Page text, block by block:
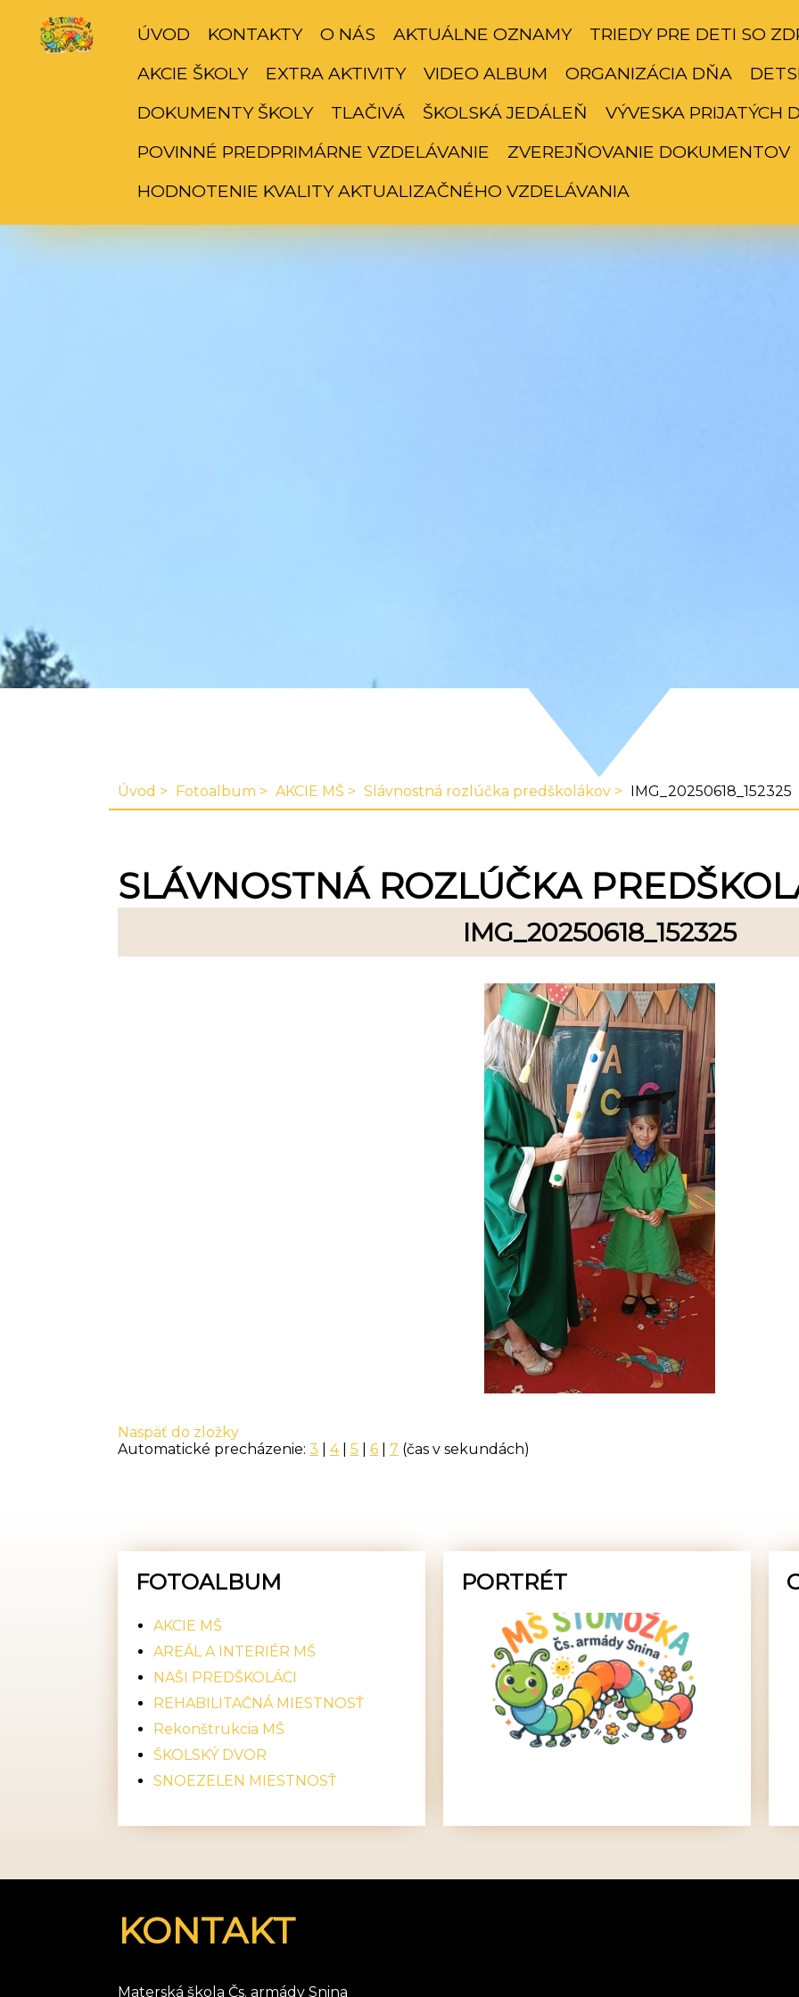
ÚVOD KONTAKTY O NÁS AKTUÁLNE OZNAMY
TRIEDY PRE DETI SO
AKCIE ŠKOLY
EXTRA AKTIVITY VIDEO ALBUM ORGANIZÁCIA DŇA
DOKUMENTY ŠKOLY
TLAČIVÁ ŠKOLSKÁ JEDÁLEŇ
VÝVESKA PRIJATÝCH
POVINNÉ PREDPRIMÁRNE VZDELÁVANIE
ZVEREJŇOVANIE DOKUMENTOV
HODNOTENIE KVALITY AKTUALIZAČNÉHO VZDELÁVANIA
Úvod Fotoalbum AKCIE MŠ Slávnostná rozlúčka predškolákov IMG_20250618_152325
SLÁVNOSTNÁ ROZLÚČKA
IMG_20250618_152325
Naspäť do zložky
Automatické precházenie: 3 4| 5 6 7 (čas v sekundách)
FOTOALBUM
AKCIE MŠ
AREÁL A INTERIÉR MŠ
NAŠI PREDŠKOLÁCI
REHABILITAČNÁ MIESTNOSŤ
Rekonštrukcia MŠ
ŠKOLSKÝ DVOR
SNOEZELEN MIESTNOSŤ
PORTRÉT
KONTAKT
Materská škola Čs. armády Snina